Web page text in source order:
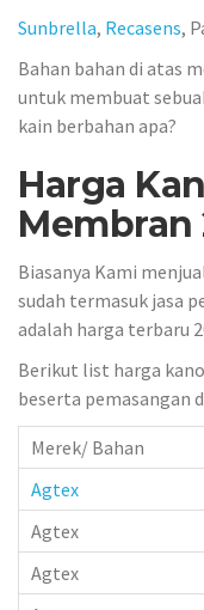
Sunbrella, Recasens,
Bahan bahan di atas
untuk membuat
kain berbahan apa?
Harga
Membran
Biasanya Kami
sudah termasuk jasa
adalah harga terbaru
Berikut list harga
beserta pemasangan
Merek/ Bahan
Agtex
Agtex
Agtex